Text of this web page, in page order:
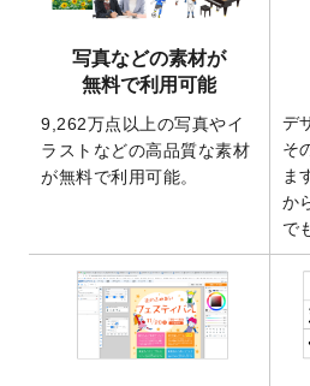
きるようになりま
2025/12/22
2026年版4月始ま
テンプレート
を
開いたしました。
2025/9/30
【新商品】クリア
きるようになりま
2026年午年の年
を公開いたしまし
2025/9/10
喪中はがき・寒中
レートを公開いた
2025/8/1
9,160万点以上の
写真などの素材が
無料で利用可能
9,262万点以上の写真やイ
ラストなどの高品質な素材
が無料で利用可能。
デ
そ
ま
か
で